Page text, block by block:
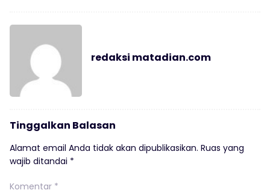
redaksi matadian.com
Tinggalkan Balasan
Alamat email Anda tidak akan dipublikasikan. Ruas yang
wajib ditandai *
Komentar *